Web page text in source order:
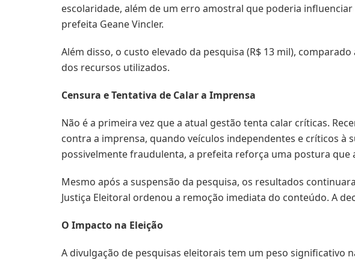
escolaridade, além de um erro amostral que poderia
prefeita Geane Vincler.
Além disso, o custo elevado da pesquisa (R$ 13 mil),
dos recursos utilizados.
Censura e Tentativa de Calar a Imprensa
Não é a primeira vez que a atual gestão tenta calar críticas.
contra a imprensa, quando veículos independentes e críticos à
possivelmente fraudulenta, a prefeita reforça uma postura que
Mesmo após a suspensão da pesquisa, os resultados
Justiça Eleitoral ordenou a remoção imediata do conteúdo. A
O Impacto na Eleição
A divulgação de pesquisas eleitorais tem um peso significativo